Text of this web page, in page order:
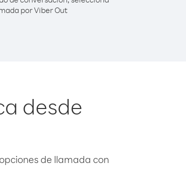
por Viber Out
desde
de llamada con